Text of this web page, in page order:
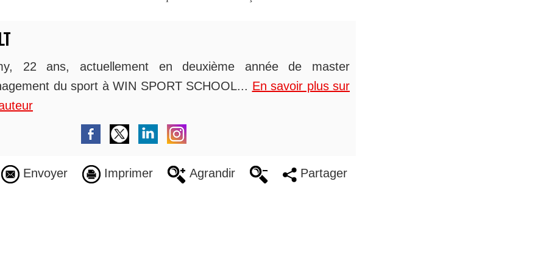
22 ans, actuellement en deuxième année de master
du sport à WIN SPORT SCHOOL... En savoir plus sur
Envoyer Imprimer Agrandir Partager